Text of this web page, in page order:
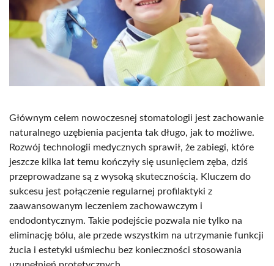
Głównym celem nowoczesnej stomatologii jest zachowanie
naturalnego uzębienia pacjenta tak długo, jak to możliwe.
Rozwój technologii medycznych sprawił, że zabiegi, które
jeszcze kilka lat temu kończyły się usunięciem zęba, dziś
przeprowadzane są z wysoką skutecznością. Kluczem do
sukcesu jest połączenie regularnej profilaktyki z
zaawansowanym leczeniem zachowawczym i
endodontycznym. Takie podejście pozwala nie tylko na
eliminację bólu, ale przede wszystkim na utrzymanie funkcji
żucia i estetyki uśmiechu bez konieczności stosowania